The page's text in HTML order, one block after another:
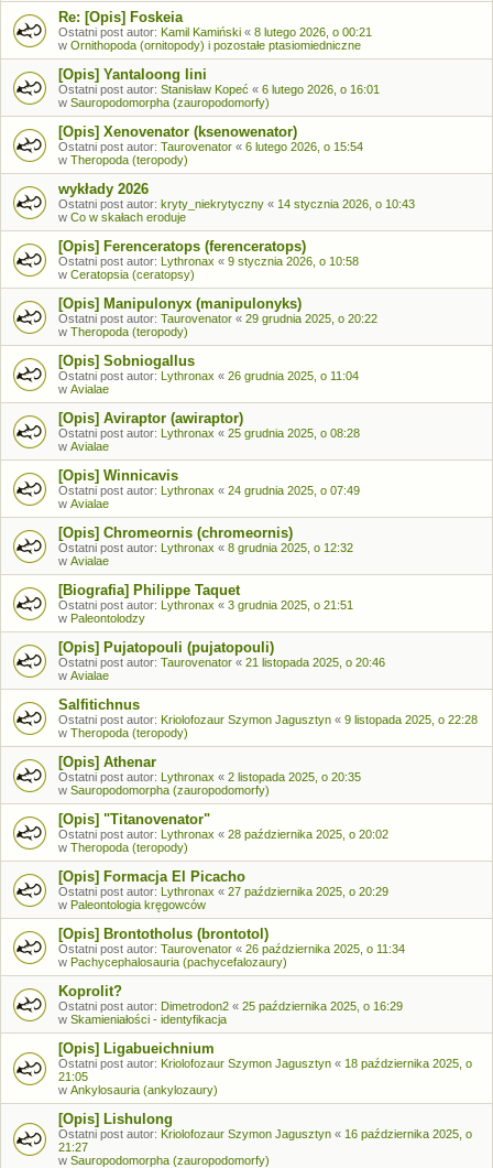
Re: [Opis] Foskeia
Ostatni post autor: Kamil Kamiński « 8 lutego 2026, o 00:21
w Ornithopoda (ornitopody) i pozostałe ptasiomiedniczne
[Opis] Yantaloong lini
Ostatni post autor: Stanisław Kopeć « 6 lutego 2026, o 16:01
w Sauropodomorpha (zauropodomorfy)
[Opis] Xenovenator (ksenowenator)
Ostatni post autor: Taurovenator « 6 lutego 2026, o 15:54
w Theropoda (teropody)
wykłady 2026
Ostatni post autor: kryty_niekrytyczny « 14 stycznia 2026, o 10:43
w Co w skałach eroduje
[Opis] Ferenceratops (ferenceratops)
Ostatni post autor: Lythronax « 9 stycznia 2026, o 10:58
w Ceratopsia (ceratopsy)
[Opis] Manipulonyx (manipulonyks)
Ostatni post autor: Taurovenator « 29 grudnia 2025, o 20:22
w Theropoda (teropody)
[Opis] Sobniogallus
Ostatni post autor: Lythronax « 26 grudnia 2025, o 11:04
w Avialae
[Opis] Aviraptor (awiraptor)
Ostatni post autor: Lythronax « 25 grudnia 2025, o 08:28
w Avialae
[Opis] Winnicavis
Ostatni post autor: Lythronax « 24 grudnia 2025, o 07:49
w Avialae
[Opis] Chromeornis (chromeornis)
Ostatni post autor: Lythronax « 8 grudnia 2025, o 12:32
w Avialae
[Biografia] Philippe Taquet
Ostatni post autor: Lythronax « 3 grudnia 2025, o 21:51
w Paleontolodzy
[Opis] Pujatopouli (pujatopouli)
Ostatni post autor: Taurovenator « 21 listopada 2025, o 20:46
w Avialae
Salfitichnus
Ostatni post autor: Kriolofozaur Szymon Jagusztyn « 9 listopada 2025, o 22:28
w Theropoda (teropody)
[Opis] Athenar
Ostatni post autor: Lythronax « 2 listopada 2025, o 20:35
w Sauropodomorpha (zauropodomorfy)
[Opis] "Titanovenator"
Ostatni post autor: Lythronax « 28 października 2025, o 20:02
w Theropoda (teropody)
[Opis] Formacja El Picacho
Ostatni post autor: Lythronax « 27 października 2025, o 20:29
w Paleontologia kręgowców
[Opis] Brontotholus (brontotol)
Ostatni post autor: Taurovenator « 26 października 2025, o 11:34
w Pachycephalosauria (pachycefalozaury)
Koprolit?
Ostatni post autor: Dimetrodon2 « 25 października 2025, o 16:29
w Skamieniałości - identyfikacja
[Opis] Ligabueichnium
Ostatni post autor: Kriolofozaur Szymon Jagusztyn « 18 października 2025, o
21:05
w Ankylosauria (ankylozaury)
[Opis] Lishulong
Ostatni post autor: Kriolofozaur Szymon Jagusztyn « 16 października 2025, o
21:27
w Sauropodomorpha (zauropodomorfy)